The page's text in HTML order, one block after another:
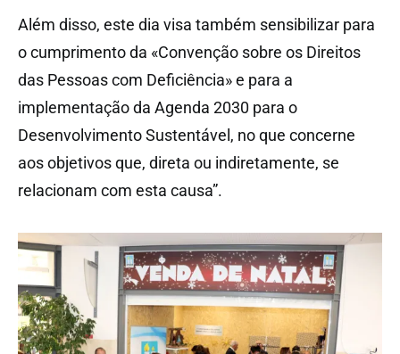
Além disso, este dia visa também sensibilizar para
o cumprimento da «Convenção sobre os Direitos
das Pessoas com Deficiência» e para a
implementação da Agenda 2030 para o
Desenvolvimento Sustentável, no que concerne
aos objetivos que, direta ou indiretamente, se
relacionam com esta causa”.